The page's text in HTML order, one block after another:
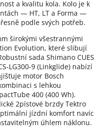
a kvalitu kola. Kolo je k
— HT, LT a Forma —
podle svých potřeb.
širokými všestrannými
Evolution, které slibují
sada Shimano CUES
LG300-9 (Linkglide) nabízí
motor Bosch
s lehkou
400 (400 Wh).
2pístové brzdy Tektro
jízdní komfort navíc
úhlem náklonu.